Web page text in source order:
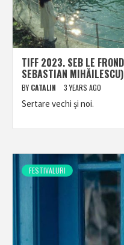
TIFF 2023. SEB LE
SEBASTIAN MIHĂILESCU)
BY CATALIN 3 YEARS AGO
Sertare vechi și noi.
FESTIVALURI